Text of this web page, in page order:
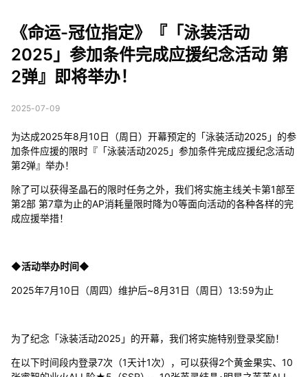
活动 第2弹』即将举
办！
《命运-冠位指定》『「泳装活动
2025」参加条件完成应援纪念活动 第
2弹』即将举办！
2025-07-09
为达成2025年8月10日（周日）开幕预定的「泳装活动2025」的参
加条件应援的限时『「泳装活动2025」参加条件完成应援纪念活动
第2弹』举办！
除了可以获得圣晶石的限时任务之外，我们将实施主线关卡第1部至
第2部 第7章为止的AP消耗量限时降为0等面向活动的各种各样的完
成应援举措！
◆活动举办时间◆
2025年7月10日（周四）维护后~8月31日（周日）13:59为止
为了纪念「泳装活动2025」的开幕，我们将实施特别登录奖励！
在以下时间段内登录7次（1天计1次），可以获得2个黄金果实、10